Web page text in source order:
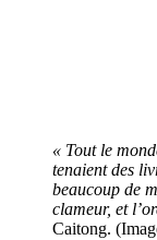
« Tout le
tenaient des
beaucoup de
clameur, et
Caitong.